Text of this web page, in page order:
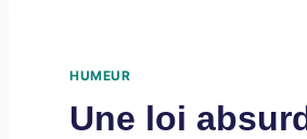
HUMEUR
Une loi